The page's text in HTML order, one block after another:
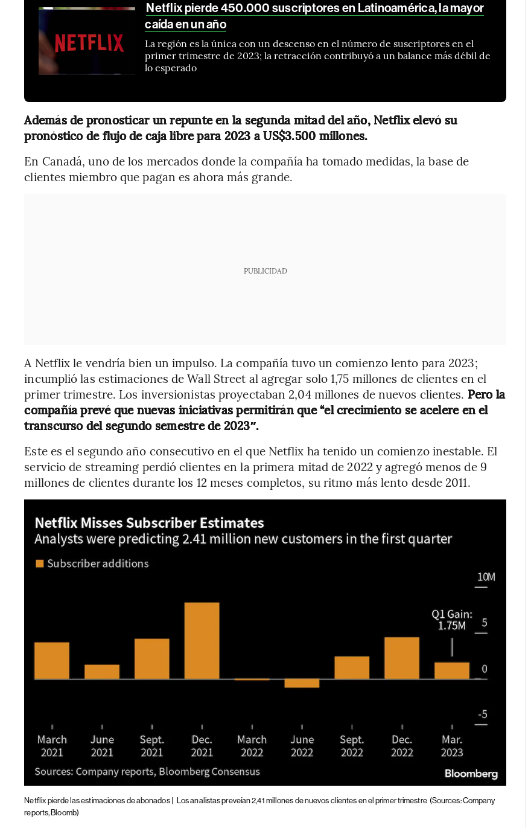
Netflix pierde 450.000 suscriptores en Latinoamérica, la mayor
caída en un año
La región es la única con un descenso en el número de suscriptores en el
primer trimestre de 2023; la retracción contribuyó a un balance más débil de
lo esperado
Además de pronosticar un repunte en la segunda mitad del año, Netflix elevó su
pronóstico de flujo de caja libre para 2023 a US$3.500 millones.
En Canadá, uno de los mercados donde la compañía ha tomado medidas, la base de
clientes miembro que pagan es ahora más grande.
PUBLICIDAD
A Netflix le vendría bien un impulso. La compañía tuvo un comienzo lento para 2023;
incumplió las estimaciones de Wall Street al agregar solo 1,75 millones de clientes en el
primer trimestre. Los inversionistas proyectaban 2,04 millones de nuevos clientes. Pero la
compañía prevé que nuevas iniciativas permitirán que “el crecimiento se acelere en el
transcurso del segundo semestre de 2023″.
Este es el segundo año consecutivo en el que Netflix ha tenido un comienzo inestable. El
servicio de streaming perdió clientes en la primera mitad de 2022 y agregó menos de 9
millones de clientes durante los 12 meses completos, su ritmo más lento desde 2011.
Netflix pierde las estimaciones de abonados | Los analistas preveían 2,41 millones de nuevos clientes en el primer trimestre (Sources: Company
reports, Bloomb)